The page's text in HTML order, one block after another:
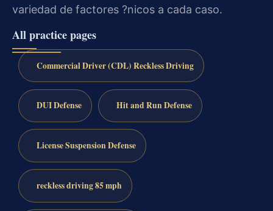
variedad de factores ?nicos a cada caso.
All practice pages
Commercial Driver (CDL) Reckless Driving
DUI Defense Hit and Run Defense
License Suspension Defense
reckless driving 85 mph